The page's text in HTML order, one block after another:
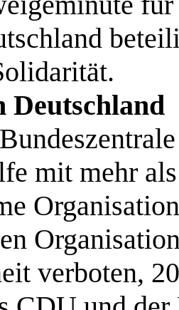
Deutschland
mit mehr
verboten,